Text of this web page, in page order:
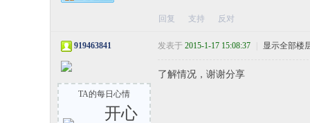
回复 支持 反对
919463841
TA的每日心情
开心
发表于 2015-1-17 15:08:37 显示全部楼
了解情况，谢谢分享